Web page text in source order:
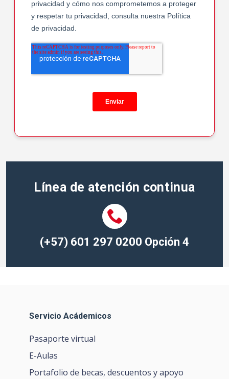
Línea de atención continua
(+57) 601 297 0200 Opción 4
Servicio Acádemicos
Pasaporte virtual
E-Aulas
Portafolio de becas, descuentos y apoyo